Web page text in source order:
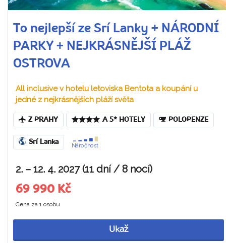
To nejlepší ze Srí Lanky + NÁRODNÍ
PARKY + NEJKRÁSNĚJŠÍ PLÁŽ
OSTROVA
All inclusive v hotelu letoviska Bentota a koupání u
jedné z nejkrásnějších pláží světa
Z PRAHY A 5* HOTELY POLOPENZE
Srí Lanka
Náročnost
2. – 12. 4. 2027 (11 dní / 8 nocí)
69 990 Kč
Cena za 1 osobu
Ukaž